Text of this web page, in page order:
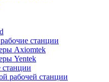
станции
Axiomtek
Yentek
станции
рабочей станции